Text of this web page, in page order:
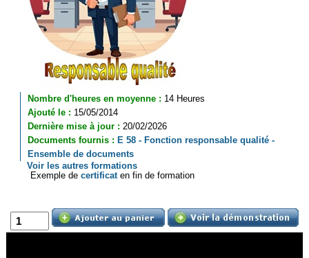
Nombre d'heures en moyenne : 14 Heures
Ajouté le : 15/05/2014
Dernière mise à jour : 20/02/2026
Documents fournis : E 58 - Fonction responsable qualité -
Ensemble de documents
Voir les autres formations
Exemple de certificaten fin de formation